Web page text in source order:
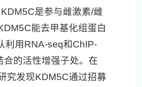
是参与雌激素/雌
能去甲基化组蛋白
利用RNA-seq和ChIP-
的活性增强子处。在
究发现KDM5C通过招募